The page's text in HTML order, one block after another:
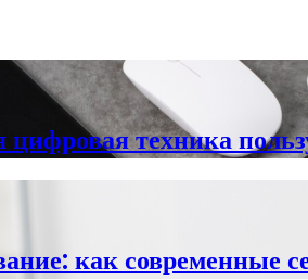
цифровая техника
как современные